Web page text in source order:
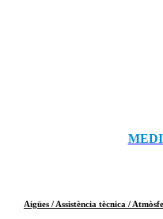
Aigües / Assistència tècnica /